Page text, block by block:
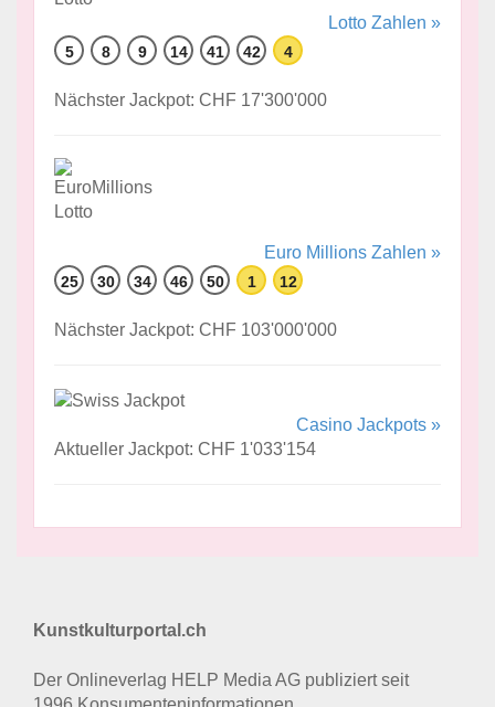
Lotto Zahlen »
5 8 9 14 41 42 4
Nächster Jackpot: CHF 17'300'000
Euro Millions Zahlen »
25 30 34 46 50 1 12
Nächster Jackpot: CHF 103'000'000
Casino Jackpots »
Aktueller Jackpot: CHF 1'033'154
Kunstkulturportal.ch
Der Onlineverlag HELP Media AG publiziert seit